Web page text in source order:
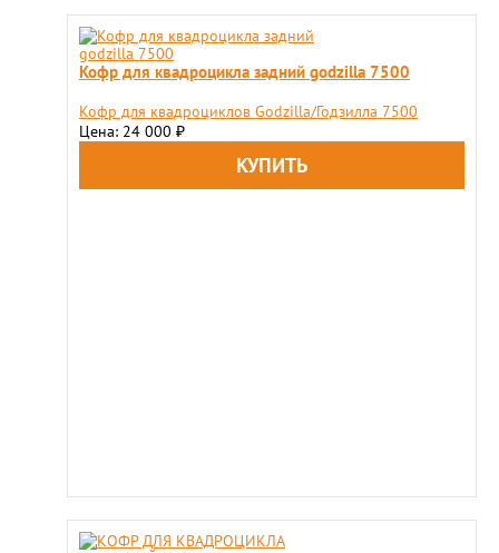
Кофр для квадроцикла задний godzilla 7500
Кофр для квадроциклов Godzilla/Годзилла 7500
Цена: 24 000 ₽